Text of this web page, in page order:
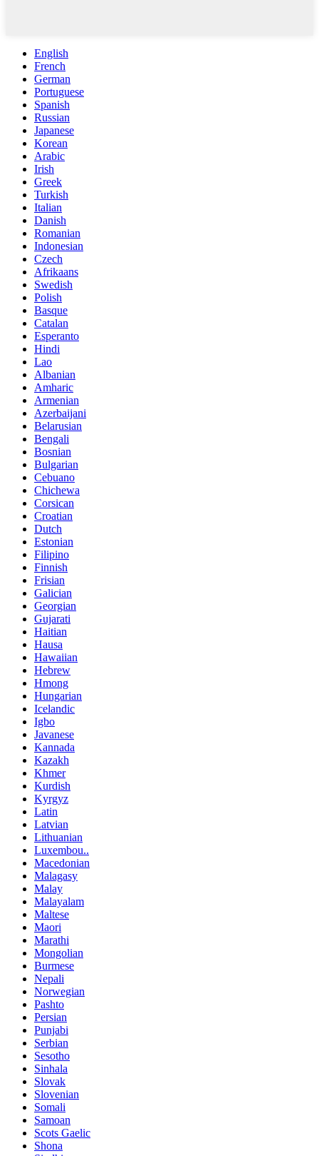
English
French
German
Portuguese
Spanish
Russian
Japanese
Korean
Arabic
Irish
Greek
Turkish
Italian
Danish
Romanian
Indonesian
Czech
Afrikaans
Swedish
Polish
Basque
Catalan
Esperanto
Hindi
Lao
Albanian
Amharic
Armenian
Azerbaijani
Belarusian
Bengali
Bosnian
Bulgarian
Cebuano
Chichewa
Corsican
Croatian
Dutch
Estonian
Filipino
Finnish
Frisian
Galician
Georgian
Gujarati
Haitian
Hausa
Hawaiian
Hebrew
Hmong
Hungarian
Icelandic
Igbo
Javanese
Kannada
Kazakh
Khmer
Kurdish
Kyrgyz
Latin
Latvian
Lithuanian
Luxembou..
Macedonian
Malagasy
Malay
Malayalam
Maltese
Maori
Marathi
Mongolian
Burmese
Nepali
Norwegian
Pashto
Persian
Punjabi
Serbian
Sesotho
Sinhala
Slovak
Slovenian
Somali
Samoan
Scots Gaelic
Shona